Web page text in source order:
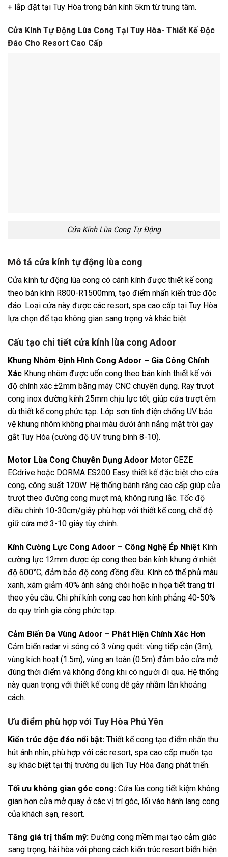
+ lắp đặt tại Tuy Hòa trong bán kính 5km từ trung tâm.
Cửa Kính Tự Động Lùa Cong Tại Tuy Hòa- Thiết Kế Độc
Đáo Cho Resort Cao Cấp
Cửa Kính Lùa Cong Tự Động
Mô tả cửa kính tự động lùa cong
Cửa kính tự động lùa cong có cánh kính được thiết kế cong
theo bán kính R800-R1500mm, tạo điểm nhấn kiến trúc độc
đáo. Loại cửa này được các resort, spa cao cấp tại Tuy Hòa
lựa chọn để tạo không gian sang trọng và khác biệt.
Cấu tạo chi tiết cửa kính lùa cong Adoor
Khung Nhôm Định Hình Cong Adoor – Gia Công Chính
Xác Khung nhôm được uốn cong theo bán kính thiết kế với
độ chính xác ±2mm bằng máy CNC chuyên dụng. Ray trượt
cong inox đường kính 25mm chịu lực tốt, giúp cửa trượt êm
dù thiết kế cong phức tạp. Lớp sơn tĩnh điện chống UV bảo
vệ khung nhôm không phai màu dưới ánh nắng mặt trời gay
gắt Tuy Hòa (cường độ UV trung bình 8-10).
Motor Lùa Cong Chuyên Dụng Adoor Motor GEZE
ECdrive hoặc DORMA ES200 Easy thiết kế đặc biệt cho cửa
cong, công suất 120W. Hệ thống bánh răng cao cấp giúp cửa
trượt theo đường cong mượt mà, không rung lắc. Tốc độ
điều chỉnh 10-30cm/giây phù hợp với thiết kế cong, chế độ
giữ cửa mở 3-10 giây tùy chỉnh.
Kính Cường Lực Cong Adoor – Công Nghệ Ép Nhiệt Kính
cường lực 12mm được ép cong theo bán kính khung ở nhiệt
độ 600°C, đảm bảo độ cong đồng đều. Kính có thể phủ màu
xanh, xám giảm 40% ánh sáng chói hoặc in họa tiết trang trí
theo yêu cầu. Chi phí kính cong cao hơn kính phẳng 40-50%
do quy trình gia công phức tạp.
Cảm Biến Đa Vùng Adoor – Phát Hiện Chính Xác Hơn
Cảm biến radar vi sóng có 3 vùng quét: vùng tiếp cận (3m),
vùng kích hoạt (1.5m), vùng an toàn (0.5m) đảm bảo cửa mở
đúng thời điểm và không đóng khi có người đi qua. Hệ thống
này quan trọng với thiết kế cong dễ gây nhầm lẫn khoảng
cách.
Ưu điểm phù hợp với Tuy Hòa Phú Yên
Kiến trúc độc đáo nổi bật: Thiết kế cong tạo điểm nhấn thu
hút ánh nhìn, phù hợp với các resort, spa cao cấp muốn tạo
sự khác biệt tại thị trường du lịch Tuy Hòa đang phát triển.
Tối ưu không gian góc cong: Cửa lùa cong tiết kiệm không
gian hơn cửa mở quay ở các vị trí góc, lối vào hành lang cong
của khách sạn, resort.
Tăng giá trị thẩm mỹ: Đường cong mềm mại tạo cảm giác
sang trọng, hài hòa với phong cách kiến trúc resort biển hiện